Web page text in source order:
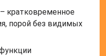
кратковременное
порой без видимых